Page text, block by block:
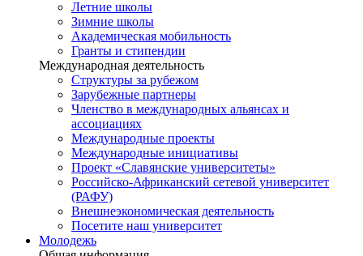
Летние школы
Зимние школы
Академическая мобильность
Гранты и стипендии
Международная деятельность
Структуры за рубежом
Зарубежные партнеры
Членство в международных альянсах и
ассоциациях
Международные проекты
Международные инициативы
Проект «Славянские университеты»
Российско-Африканский сетевой университет
(РАФУ)
Внешнеэкономическая деятельность
Посетите наш университет
Молодежь